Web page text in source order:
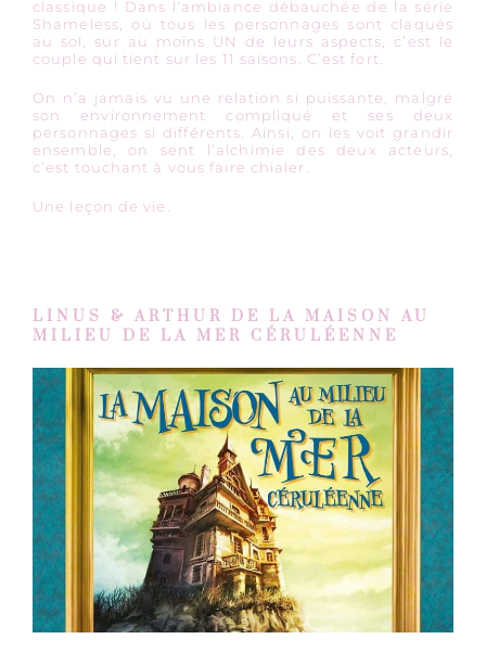
classique ! Dans l’ambiance débauchée de la série
Shameless, où tous les personnages sont claqués
au sol, sur au moins UN de leurs aspects, c’est le
couple qui tient sur les 11 saisons. C’est fort.
On n’a jamais vu une relation si puissante, malgré
son environnement compliqué et ses deux
personnages si différents. Ainsi, on les voit grandir
ensemble, on sent l’alchimie des deux acteurs,
c’est touchant à vous faire chialer.
Une leçon de vie.
LINUS & ARTHUR DE LA MAISON AU
MILIEU DE LA MER CÉRULÉENNE